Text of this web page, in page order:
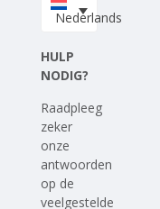
Upload je eigen
Nederlands
HULP
NODIG?
Raadpleeg
zeker
onze
antwoorden
op de
veelgestelde